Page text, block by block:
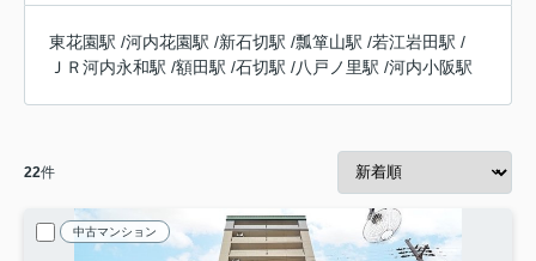
東花園駅 /河内花園駅 /新石切駅 /瓢箪山駅 /若江岩田駅 /
ＪＲ河内永和駅 /額田駅 /石切駅 /八戸ノ里駅 /河内小阪駅
22件
中古マンション